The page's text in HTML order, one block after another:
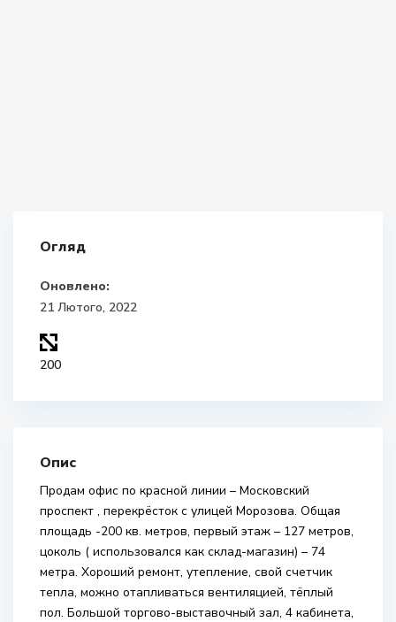
Огляд
Оновлено:
21 Лютого, 2022
200
Опис
Продам офис по красной линии – Московский
проспект , перекрёсток с улицей Морозова. Общая
площадь -200 кв. метров, первый этаж – 127 метров,
цоколь ( использовался как склад-магазин) – 74
метра. Хороший ремонт, утепление, свой счетчик
тепла, можно отапливаться вентиляцией, тёплый
пол. Большой торгово-выставочный зал, 4 кабинета,